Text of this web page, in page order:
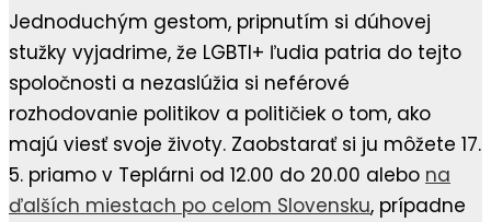
Jednoduchým gestom, pripnutím si dúhovej
stužky vyjadrime, že LGBTI+ ľudia patria do tejto
spoločnosti a nezaslúžia si neférové
rozhodovanie politikov a političiek o tom, ako
majú viesť svoje životy. Zaobstarať si ju môžete 17.
5. priamo v Teplárni od 12.00 do 20.00 alebo na
ďalších miestach po celom Slovensku, prípadne